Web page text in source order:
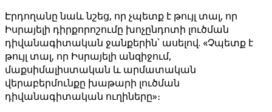
Էրդողանը նաև նշեց, որ չպետք է թույլ տալ, որ
Իսրայելի դիրքորոշումը խոչընդոտի լուծման
դիվանագիտական ​​ջանքերին՝ ասելով. «Չպետք է
թույլ տալ, որ Իսրայելի անզիջում,
մաքսիմալիստական ​​և արմատական ​​
վերաբերմունքը խաթարի լուծման
դիվանագիտական ​​ուղիները»։